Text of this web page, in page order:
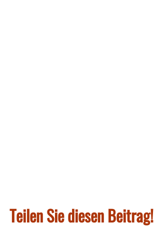
Teilen Sie diesen Beitrag!